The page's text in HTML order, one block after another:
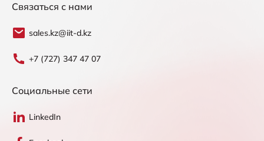
Связаться с нами
sales.kz@iit-d.kz
+7 (727) 347 47 07
Социальные сети
LinkedIn